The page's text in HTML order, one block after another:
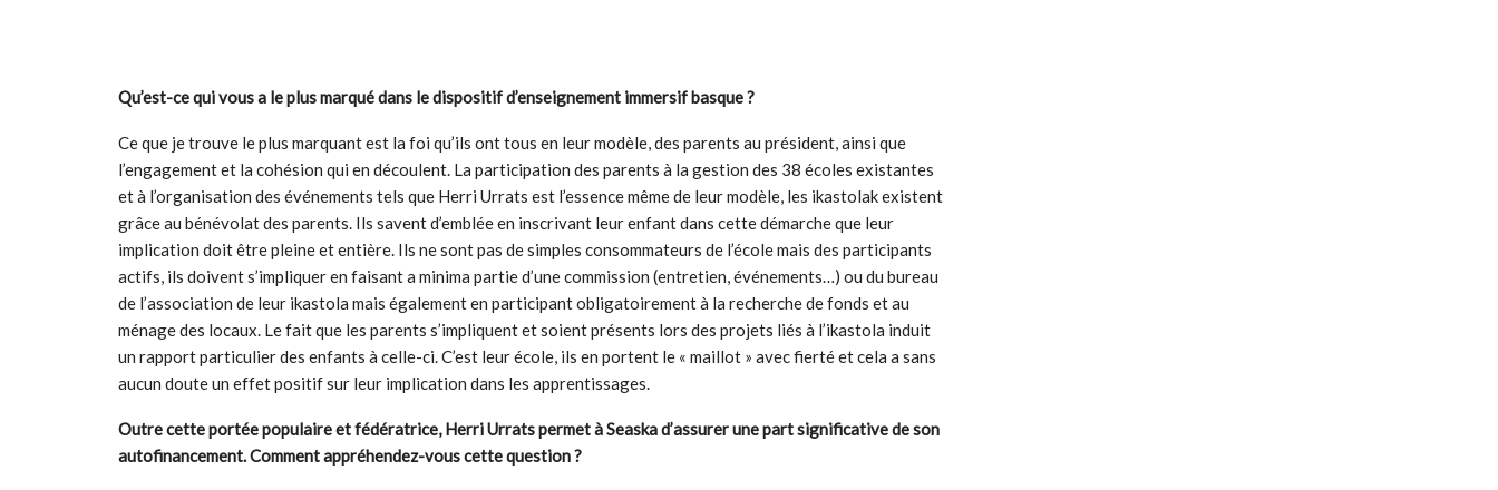
Qu’est-ce qui vous a le plus marqué dans le dispositif d’enseignement immersif basque ?
Ce que je trouve le plus marquant est la foi qu’ils ont tous en leur modèle, des parents au président, ainsi que
l’engagement et la cohésion qui en découlent. La participation des parents à la gestion des 38 écoles existantes
et à l’organisation des événements tels que Herri Urrats est l’essence même de leur modèle, les ikastolak existent
grâce au bénévolat des parents. Ils savent d’emblée en inscrivant leur enfant dans cette démarche que leur
implication doit être pleine et entière. Ils ne sont pas de simples consommateurs de l’école mais des participants
actifs, ils doivent s’impliquer en faisant a minima partie d’une commission (entretien, événements…) ou du bureau
de l’association de leur ikastola mais également en participant obligatoirement à la recherche de fonds et au
ménage des locaux. Le fait que les parents s’impliquent et soient présents lors des projets liés à l’ikastola induit
un rapport particulier des enfants à celle-ci. C’est leur école, ils en portent le « maillot » avec fierté et cela a sans
aucun doute un effet positif sur leur implication dans les apprentissages.
Outre cette portée populaire et fédératrice, Herri Urrats permet à Seaska d’assurer une part significative de son
autofinancement. Comment appréhendez-vous cette question ?